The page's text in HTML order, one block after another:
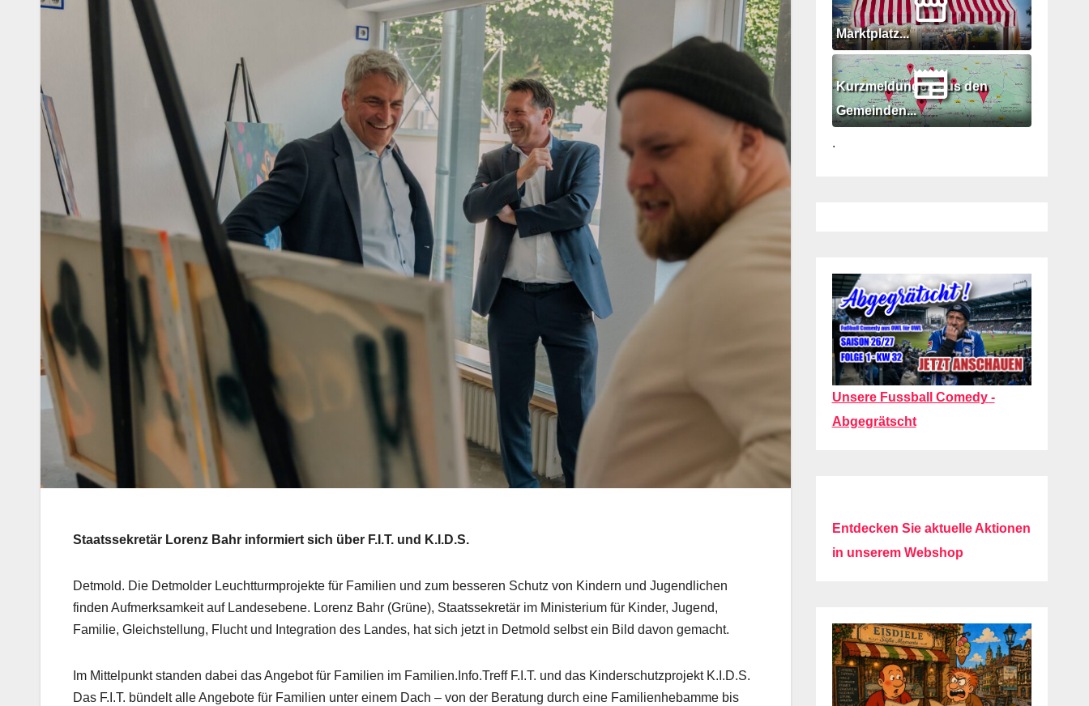
Staatssekretär Lorenz Bahr informiert sich über F.I.T. und K.I.D.S.
Detmold. Die Detmolder Leuchtturmprojekte für Familien und zum besseren Schutz von Kindern und Jugendlichen
finden Aufmerksamkeit auf Landesebene. Lorenz Bahr (Grüne), Staatssekretär im Ministerium für Kinder, Jugend,
Familie, Gleichstellung, Flucht und Integration des Landes, hat sich jetzt in Detmold selbst ein Bild davon gemacht.
Im Mittelpunkt standen dabei das Angebot für Familien im Familien.Info.Treff F.I.T. und das Kinderschutzprojekt K.I.D.S.
Das F.I.T. bündelt alle Angebote für Familien unter einem Dach – von der Beratung durch eine Familienhebamme bis
Marktplatz...
Kurzmeldungen aus den
Gemeinden...
.
Unsere Fussball Comedy -
Abgegrätscht
Entdecken Sie aktuelle Aktionen
in unserem Webshop